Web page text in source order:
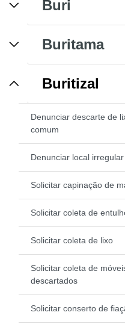
Buri
Buritama
Buritizal
Denunciar descarte de
comum
Denunciar local
Solicitar capinação de
Solicitar coleta de
Solicitar coleta de lixo
Solicitar coleta de
descartados
Solicitar conserto de